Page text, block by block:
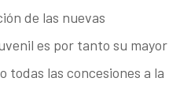
de las nuevas
es por tanto su mayor
todas las concesiones a la